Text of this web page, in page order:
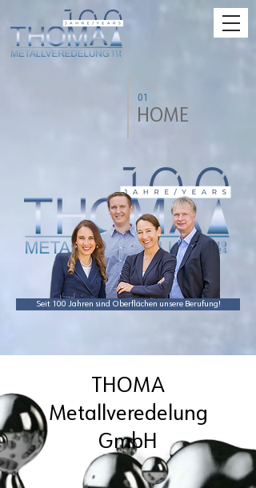
01
HOME
Seit 100 Jahren sind Oberflächen unsere Berufung!
THOMA
Metallveredelung
GmbH